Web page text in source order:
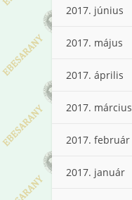
2017. június
2017. május
2017. április
2017. március
2017. február
2017. január